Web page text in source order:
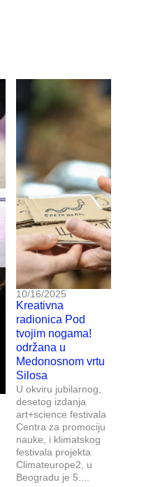
10/16/2025
Kreativna
radionica Pod
tvojim nogama!
održana u
Medonosnom vrtu
Silosa
U okviru jubilarnog,
desetog izdanja
art+science festivala
Centra za promociju
nauke, i klimatskog
festivala projekta
Climateurope2, u
Beogradu je 5....